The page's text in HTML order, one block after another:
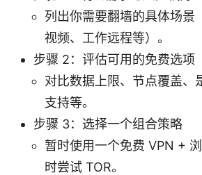
列出你需要翻墙的具体场景
视频、工作远程等）。
步骤 2：评估可用的免费选项
对比数据上限、节点覆盖、
支持等。
步骤 3：选择一个组合策略
暂时使用一个免费 VPN +
时尝试 TOR。